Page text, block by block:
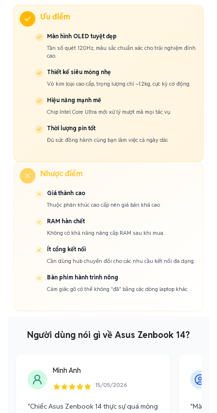
Ưu điểm
Màn hình OLED tuyệt đẹp
Tần số quét 120Hz, màu sắc chuẩn xác cho trải nghiệm đỉnh
cao.
Thiết kế siêu mỏng nhẹ
Vỏ kim loại cao cấp, trọng lượng chỉ ~1.2kg, cực kỳ cơ động.
Hiệu năng mạnh mẽ
Chip Intel Core Ultra mới xử lý mượt mà mọi tác vụ.
Thời lượng pin tốt
Đủ sức đồng hành cùng bạn làm việc cả ngày dài.
Nhược điểm
Giá thành cao
Thuộc phân khúc cao cấp nên giá bán khá cao.
RAM hàn chết
Không có khả năng nâng cấp RAM sau khi mua.
Ít cổng kết nối
Cần dùng hub chuyển đổi cho các nhu cầu kết nối đa dạng.
Bàn phím hành trình nông
Cảm giác gõ có thể không "đã" bằng các dòng laptop khác.
Người dùng nói gì về Asus Zenbook 14?
Minh Anh
15/05/2026
"Chiếc Asus Zenbook 14 thực sự quá mỏng
"Màn